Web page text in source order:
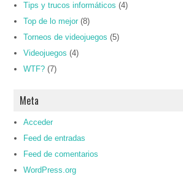
Tips y trucos informáticos (4)
Top de lo mejor (8)
Torneos de videojuegos (5)
Videojuegos (4)
WTF? (7)
Meta
Acceder
Feed de entradas
Feed de comentarios
WordPress.org